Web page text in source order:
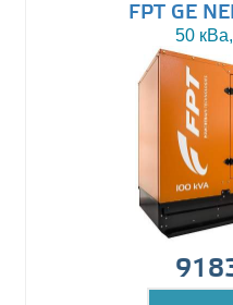
FPT GE
50